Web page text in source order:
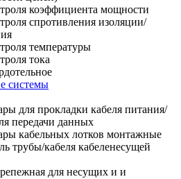
коэффициента мощности
спротивления изоляции/
температуры
тока
системы
для прокладки кабеля питания/
передачи данных
кабельных лотков монтажные
трубы/кабеля кабеленесущей
для несущих и и